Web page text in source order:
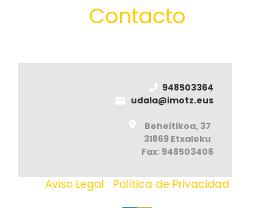
Contacto
948503364
udala@imotz.eus
Beheitikoa, 37
31869 Etxaleku
Fax: 948503406
Aviso Legal Política de Privacidad